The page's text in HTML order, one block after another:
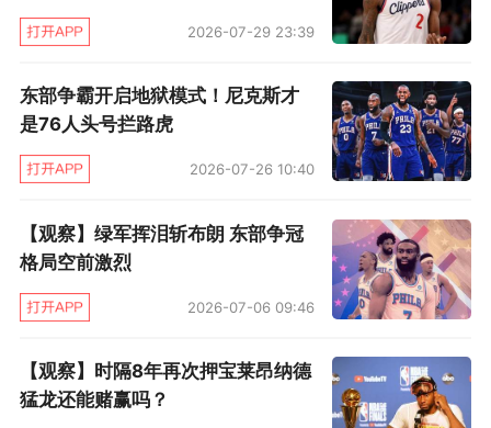
的第一个赛季，这位年轻人仍然在适应全新的环
境，莱昂纳德再次主动抛出橄榄枝，无论班巴遇
到什么样的问题，自己都会不遗余力为他解答。
“我还记得他之前说一定会进NBA，我真的为
他感到骄傲，他成功兑现了诺言，并且成为一名
前10顺位的新秀，他的表现看起来如鱼得水，他
属于这里，”莱昂纳德耐心地说，
“我一定会努力
帮助他，将我的建议告诉他，将我经历的事情传
授给他，让他走出一条属于自己的道路。”
2026-07-29 23:39
东部争霸开启地狱模式！尼克斯才
是76人头号拦路虎
2026-07-26 10:40
【观察】绿军挥泪斩布朗 东部争冠
格局空前激烈
2026-07-06 09:46
【观察】时隔8年再次押宝莱昂纳德
猛龙还能赌赢吗？